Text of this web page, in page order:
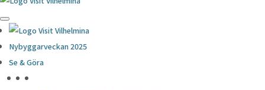
Nybyggarveckan 2025
Se & Göra